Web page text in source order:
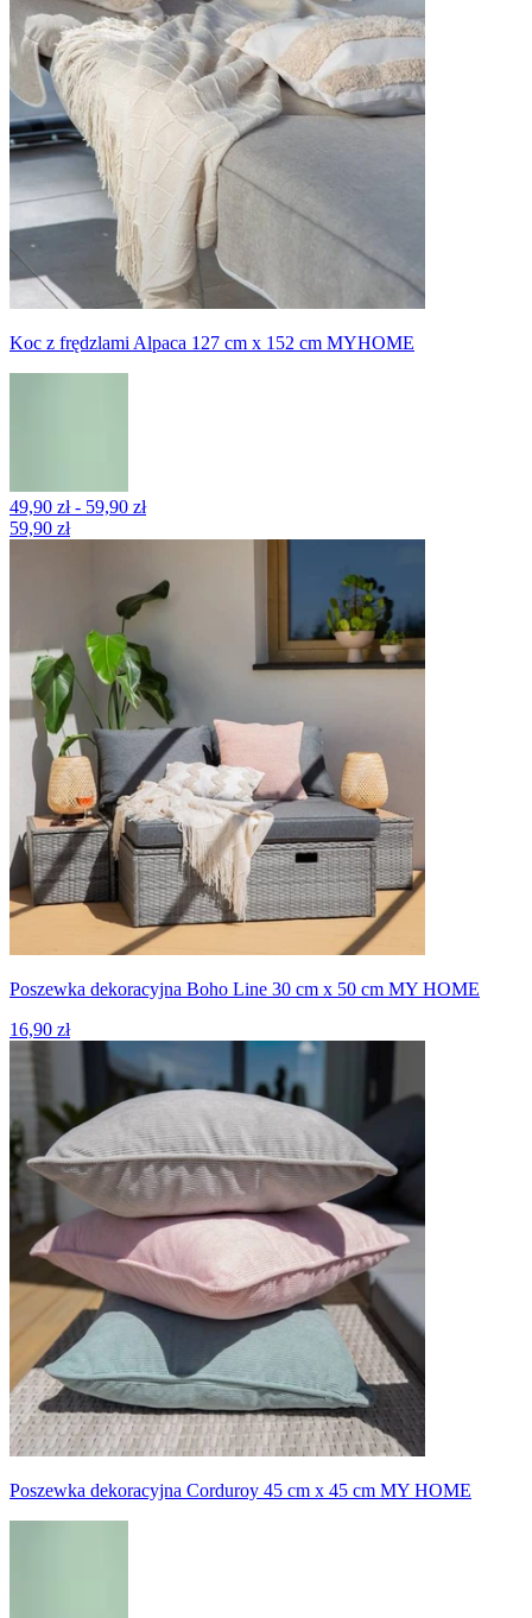
Koc z frędzlami Alpaca 127 cm x 152 cm MYHOME
49,90 zł - 59,90 zł
59,90 zł
Poszewka dekoracyjna Boho Line 30 cm x 50 cm MY HOME
16,90 zł
Poszewka dekoracyjna Corduroy 45 cm x 45 cm MY HOME